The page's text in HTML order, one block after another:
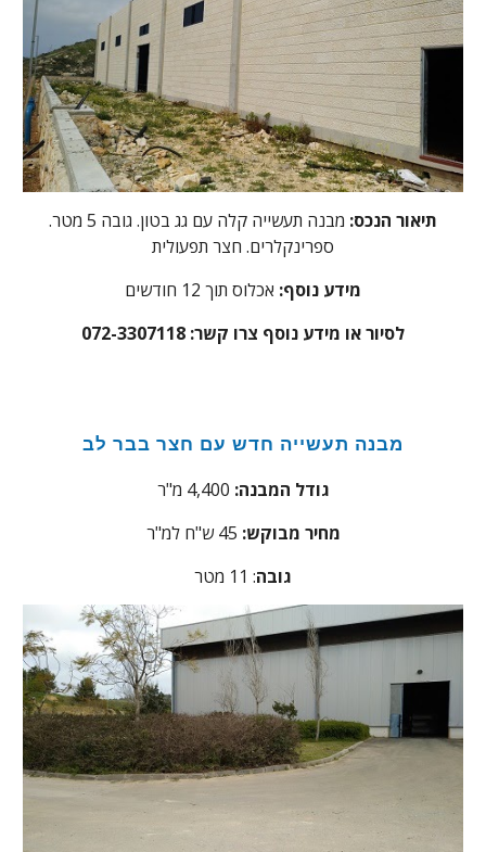
תיאור הנכס:
מבנה תעשייה קלה עם גג בטון. גובה 5 מטר.
ספרינקלרים. חצר תפעולית
מידע נוסף: אכלוס תוך 12 חודשים
לסיור או מידע נוסף צרו קשר: 072-3307118
מבנה תעשייה חדש עם חצר בבר לב
גודל המבנה:
מחיר מבוקש: 45ש"ח למ"ר
גובה: 11 מטר